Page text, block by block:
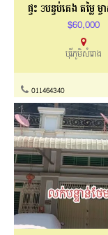
$60,000
បុរីភូមិសំរោង
011464340